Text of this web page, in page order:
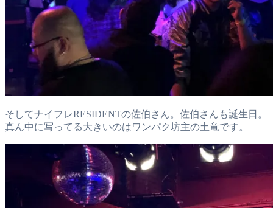
そしてナイフレRESIDENTの佐伯さん。佐伯さんも誕生日。
真ん中に写ってる大きいのはワンパク坊主の土竜です。